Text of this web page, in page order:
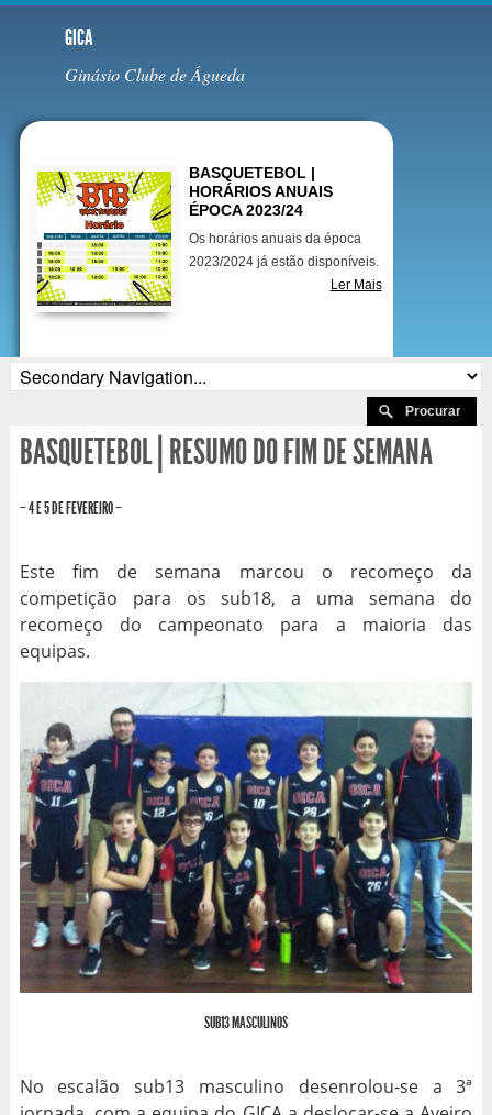
GICA
Ginásio Clube de Águeda
BASQUETEBOL |
HORÁRIOS ANUAIS
ÉPOCA 2023/24
Os horários anuais da época
2023/2024 já estão disponíveis.
Ler Mais
BASQUETEBOL | RESUMO DO FIM DE SEMANA
– 4 E 5 DE FEVEREIRO –
Este fim de semana marcou o recomeço da
competição para os sub18, a uma semana do
recomeço do campeonato para a maioria das
equipas.
SUB13 MASCULINOS
No escalão sub13 masculino desenrolou-se a 3ª